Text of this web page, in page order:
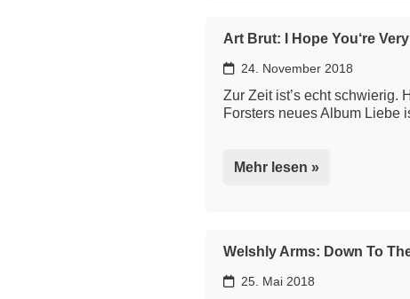
Art Brut: I Hope You‘re
24. November 2018
Zur Zeit ist’s echt schwierig.
Forsters neues Album Liebe
Mehr lesen »
Welshly Arms: Down To
25. Mai 2018